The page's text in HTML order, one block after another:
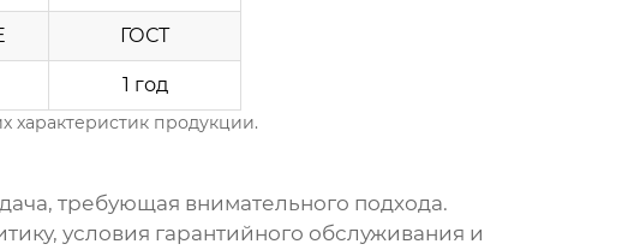
ГОСТ
1 год
характеристик продукции.
требующая внимательного подхода.
условия гарантийного обслуживания и